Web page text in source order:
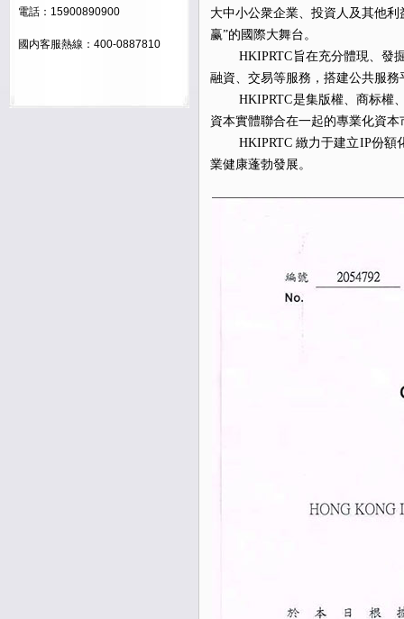
電話：15900890900
國内客服熱線：400-0887810
大中小公衆企業、投資人及其他
赢”的國際大舞台。
HKIPRTC旨在充分體現、發掘
融資、交易等服務，搭建公共服
HKIPRTC是集版權、商标權、
資本實體聯合在一起的專業化資本
HKIPRTC 緻力于建立IP份額化
業健康蓬勃發展。